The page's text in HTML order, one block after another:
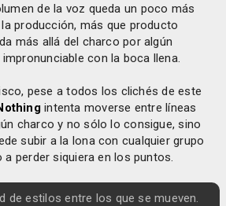
de la voz queda un poco más
producción, más que producto
más allá del charco por algún
con la boca llena.
pese a todos los clichés de este
intenta moverse entre líneas
charco y no sólo lo consigue, sino
subir a la lona con cualquier grupo
perder siquiera en los puntos.
de estilos entre los que se mueven.